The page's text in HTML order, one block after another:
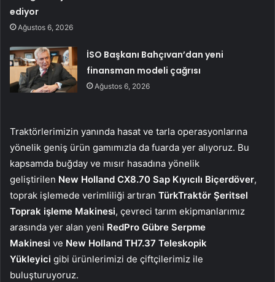
ediyor
Ağustos 6, 2026
İSO Başkanı Bahçıvan’dan yeni
finansman modeli çağrısı
Ağustos 6, 2026
Traktörlerimizin yanında hasat ve tarla operasyonlarına
yönelik geniş ürün gamımızla da fuarda yer alıyoruz. Bu
kapsamda buğday ve mısır hasadına yönelik
geliştirilen New Holland CX8.70 Sap Kıyıcılı Biçerdöver,
toprak işlemede verimliliği artıran TürkTraktör Şeritsel
Toprak işleme Makinesi, çevreci tarım ekipmanlarımız
arasında yer alan yeni RedPro Gübre Serpme
Makinesi ve New Holland TH7.37 Teleskopik
Yükleyici gibi ürünlerimizi de çiftçilerimiz ile
buluşturuyoruz.